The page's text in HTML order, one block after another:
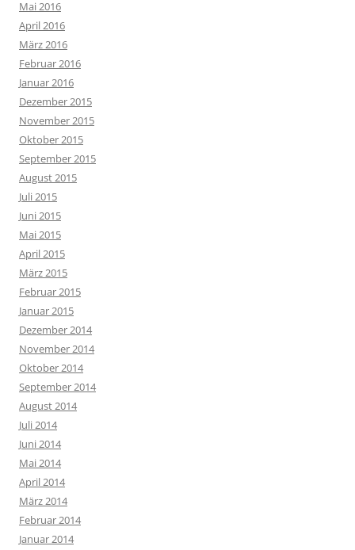
Mai 2016
April 2016
März 2016
Februar 2016
Januar 2016
Dezember 2015
November 2015
Oktober 2015
September 2015
August 2015
Juli 2015
Juni 2015
Mai 2015
April 2015
März 2015
Februar 2015
Januar 2015
Dezember 2014
November 2014
Oktober 2014
September 2014
August 2014
Juli 2014
Juni 2014
Mai 2014
April 2014
März 2014
Februar 2014
Januar 2014